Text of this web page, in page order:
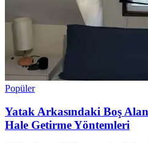
Popüler
Yatak Arkasındaki Boş
Hale Getirme Yöntemleri